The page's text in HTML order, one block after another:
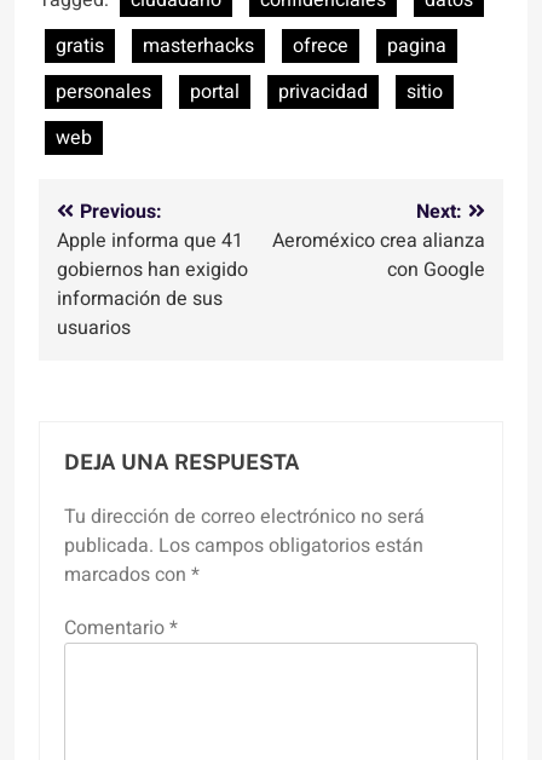
gratis
masterhacks ofrece
pagina
personales
portal privacidad
sitio
web
Navegación
de
entradas
Previous:
Apple informa que 41
gobiernos han exigido
información de sus
usuarios
Next:
Aeroméxico crea alianza
con Google
DEJA UNA RESPUESTA
Tu dirección de correo electrónico no será
publicada. Los campos obligatorios están
marcados con *
Comentario*